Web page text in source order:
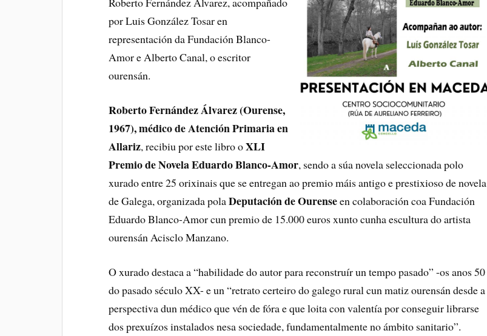
por Luis González Tosar en
representación da Fundación Blanco-
Amor e Alberto Canal, o escritor
ourensán.
Roberto Fernández Álvarez (Ourense,
1967), médico de Atención Primaria en
Allariz, recibiu por este libro oXLI
Premio de Novela Eduardo Blanco-Amor, sendo a súa novela seleccionada polo
xurado entre 25 orixinais que se entregan ao premio máis antigo e prestixioso de novela
de Galega, organizada polaDeputación de Ourenseen colaboración coa Fundación
Eduardo Blanco-Amor cun premio de 15.000 euros xunto cunha escultura do artista
ourensán Acisclo Manzano.
O xurado destaca a “habilidade do autor para reconstruír un tempo pasado” -os anos 50
do pasado século XX- e un “retrato certeiro do galego rural cun matiz ourensán desde a
perspectiva dun médico que vén de fóra e que loita con valentía por conseguir librarse
dos prexuízos instalados nesa sociedade, fundamentalmente no ámbito sanitario”.